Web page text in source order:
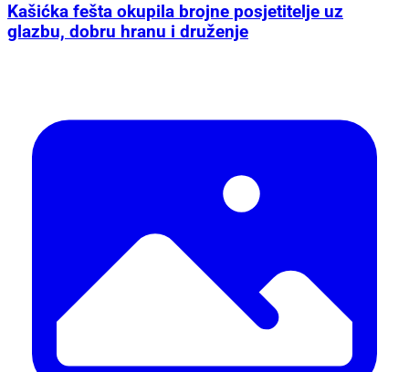
Kašićka fešta okupila brojne posjetitelje uz
glazbu, dobru hranu i druženje